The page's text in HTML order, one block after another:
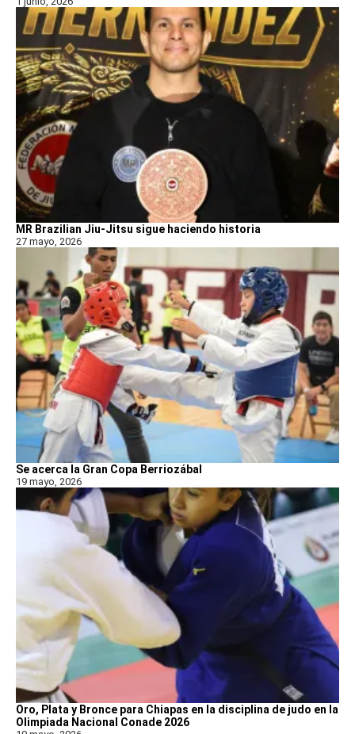
MR Brazilian Jiu-Jitsu sigue haciendo historia
27 mayo, 2026
Se acerca la Gran Copa Berriozábal
19 mayo, 2026
Oro, Plata y Bronce para Chiapas en la disciplina de judo en la
Olimpiada Nacional Conade 2026